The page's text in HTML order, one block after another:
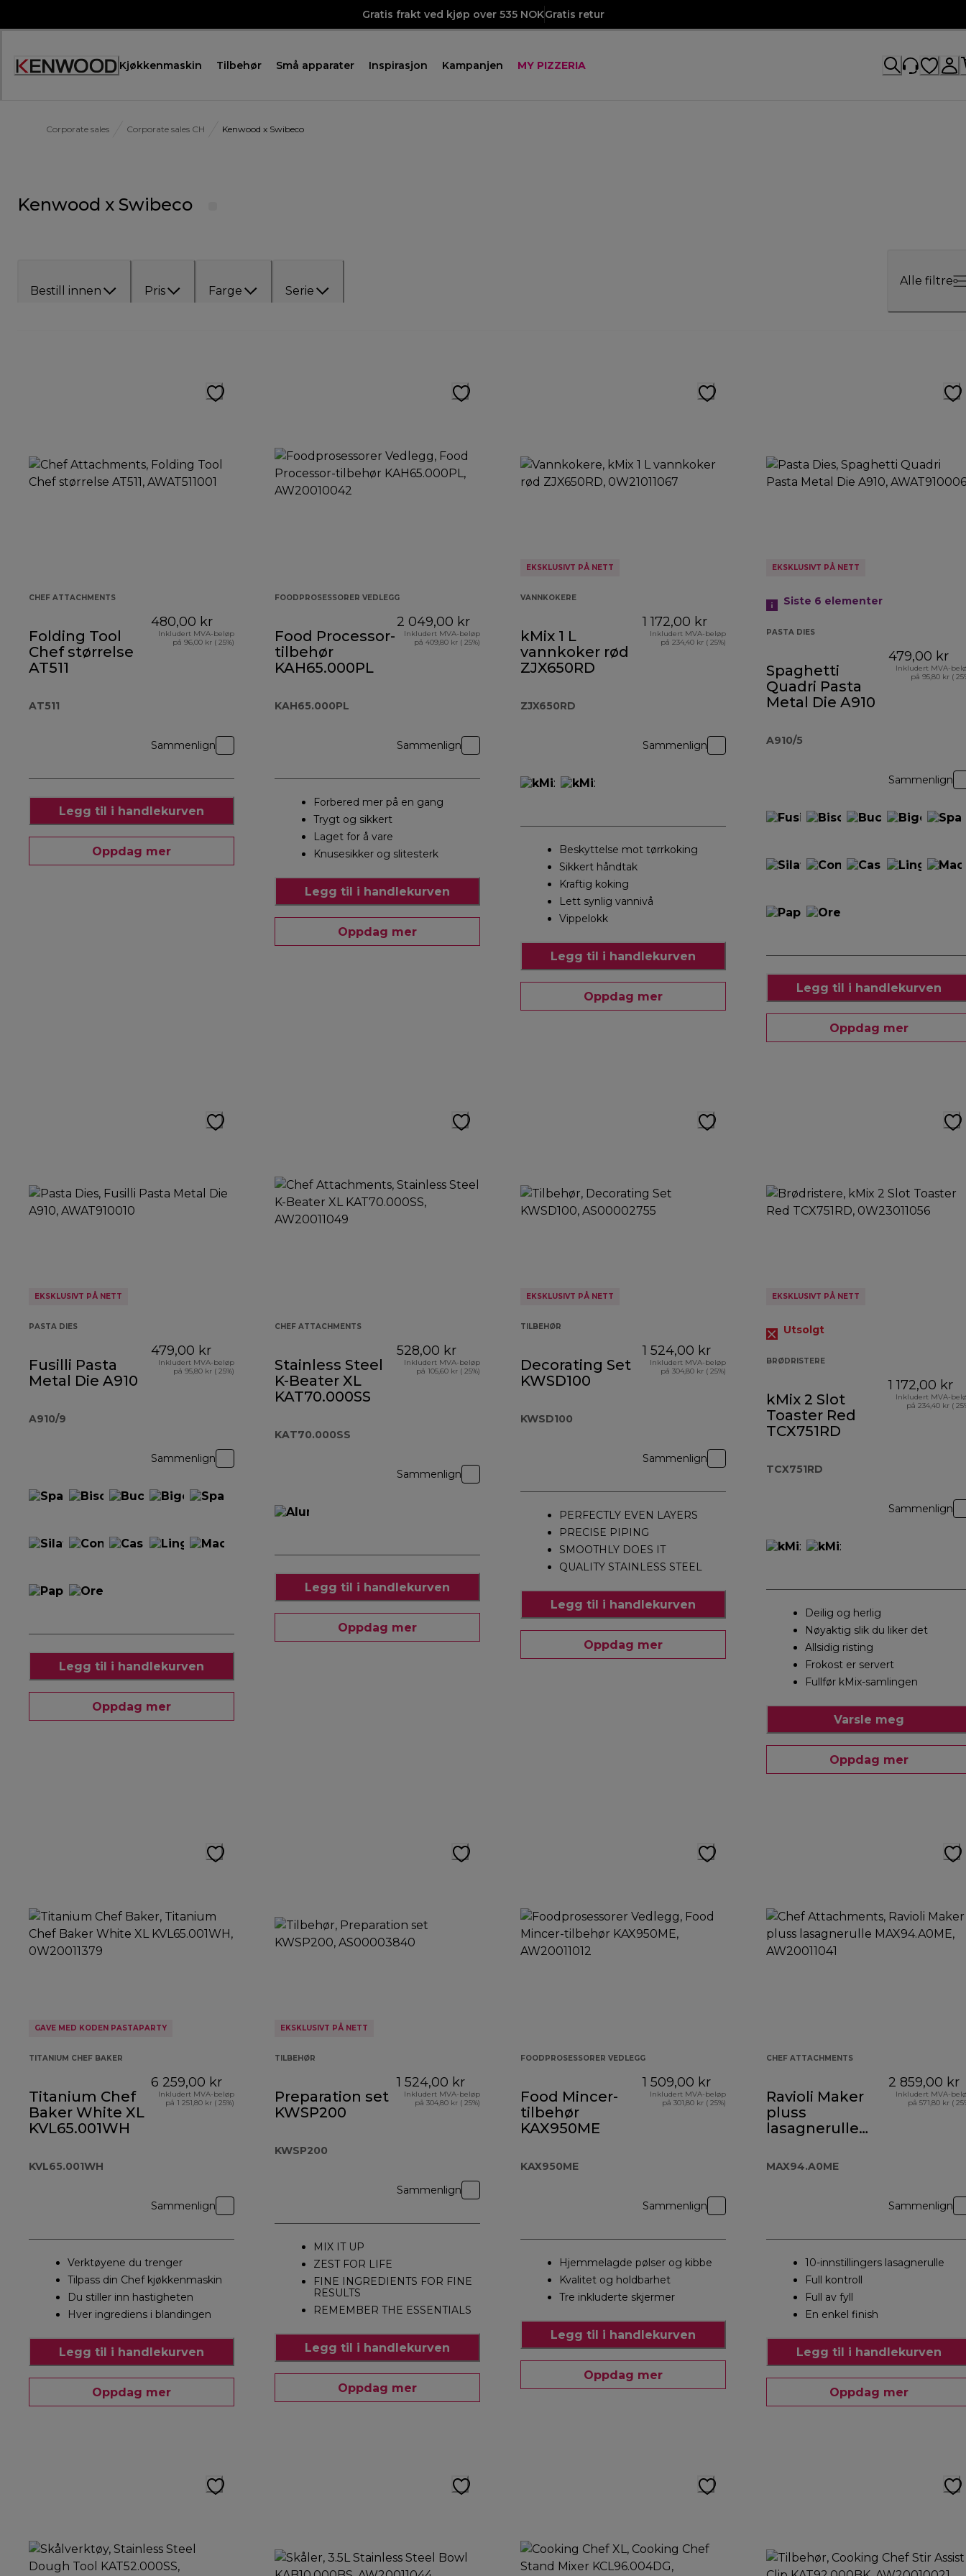
Gratis frakt ved kjøp over 535 NOKGratis retur
Kjøkkenmaskin Tilbehør Små apparater Inspirasjon Kampanjen MY PIZZERIA
Corporate sales Corporate sales CH Kenwood x Swibeco
Kenwood x Swibeco
Bestill innen Pris Farge Serie
Alle filtre
CHEF ATTACHMENTS
Folding Tool
Chef størrelse
AT511
AT511
480,00 kr
Inkludert MVA-beløp
på 96,00 kr ( 25%)
Sammenlign
Legg til i handlekurven
Oppdag mer
FOODPROSESSORER VEDLEGG
Food Processor-
tilbehør
KAH65.000PL
KAH65.000PL
2 049,00 kr
Inkludert MVA-beløp
på 409,80 kr ( 25%)
Sammenlign
Forbered mer på en gang
Trygt og sikkert
Laget for å vare
Knusesikker og slitesterk
Legg til i handlekurven
Oppdag mer
EKSKLUSIVT PÅ NETT
VANNKOKERE
kMix 1 L
vannkoker rød
ZJX650RD
ZJX650RD
1 172,00 kr
Inkludert MVA-beløp
på 234,40 kr ( 25%)
Sammenlign
Beskyttelse mot tørrkoking
Sikkert håndtak
Kraftig koking
Lett synlig vannivå
Vippelokk
Legg til i handlekurven
Oppdag mer
EKSKLUSIVT PÅ NETT
Siste 6 elementer
PASTA DIES
Spaghetti
Quadri Pasta
Metal Die A910
A910/5
479,00 kr
Inkludert MVA-
på 95,80 kr (
Sammenlign
Legg til i handlekurven
Oppdag mer
EKSKLUSIVT PÅ NETT
PASTA DIES
Fusilli Pasta
Metal Die A910
A910/9
479,00 kr
Inkludert MVA-beløp
på 95,80 kr ( 25%)
Sammenlign
Legg til i handlekurven
Oppdag mer
CHEF ATTACHMENTS
Stainless Steel
K-Beater XL
KAT70.000SS
KAT70.000SS
528,00 kr
Inkludert MVA-beløp
på 105,60 kr ( 25%)
Sammenlign
Legg til i handlekurven
Oppdag mer
EKSKLUSIVT PÅ NETT
TILBEHØR
Decorating Set
KWSD100
KWSD100
1 524,00 kr
Inkludert MVA-beløp
på 304,80 kr ( 25%)
Sammenlign
PERFECTLY EVEN LAYERS
PRECISE PIPING
SMOOTHLY DOES IT
QUALITY STAINLESS STEEL
Legg til i handlekurven
Oppdag mer
EKSKLUSIVT PÅ NETT
Utsolgt
BRØDRISTERE
kMix 2 Slot
Toaster Red
TCX751RD
TCX751RD
1 172,00 kr
Inkludert MVA-
på 234,40 kr (
Sammenlign
Deilig og herlig
Nøyaktig slik du liker det
Allsidig risting
Frokost er servert
Fullfør kMix-samlingen
Varsle meg
Oppdag mer
GAVE MED KODEN PASTAPARTY
TITANIUM CHEF BAKER
Titanium Chef
Baker White XL
KVL65.001WH
KVL65.001WH
6 259,00 kr
Inkludert MVA-beløp
på 1 251,80 kr ( 25%)
Sammenlign
Verktøyene du trenger
Tilpass din Chef kjøkkenmaskin
Du stiller inn hastigheten
Hver ingrediens i blandingen
Legg til i handlekurven
Oppdag mer
EKSKLUSIVT PÅ NETT
TILBEHØR
Preparation set
KWSP200
KWSP200
1 524,00 kr
Inkludert MVA-beløp
på 304,80 kr ( 25%)
Sammenlign
MIX IT UP
ZEST FOR LIFE
FINE INGREDIENTS FOR FINE
RESULTS
REMEMBER THE ESSENTIALS
Legg til i handlekurven
Oppdag mer
FOODPROSESSORER VEDLEGG
Food Mincer-
tilbehør
KAX950ME
KAX950ME
1 509,00 kr
Inkludert MVA-beløp
på 301,80 kr ( 25%)
Sammenlign
Hjemmelagde pølser og kibbe
Kvalitet og holdbarhet
Tre inkluderte skjermer
Legg til i handlekurven
Oppdag mer
CHEF ATTACHMENTS
Ravioli Maker
pluss
lasagnerulle
MAX94.A0ME
2 859,00 kr
Inkludert MVA-
på 571,80 kr (
Sammenlign
10-innstillingers lasagnerulle
Full kontroll
Full av fyll
En enkel finish
Legg til i handlekurven
Oppdag mer